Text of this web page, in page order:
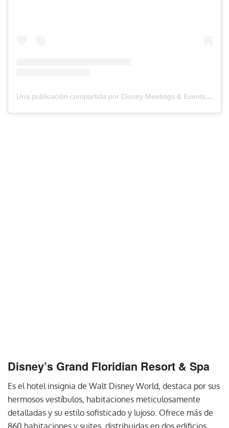
Una publicación compartida por Disney Meetings & Events (@disneymeetingsandevents)
Disney’s Grand Floridian Resort & Spa
Es el hotel insignia de Walt Disney World, destaca por sus
hermosos vestíbulos, habitaciones meticulosamente
detalladas y su estilo sofisticado y lujoso. Ofrece más de